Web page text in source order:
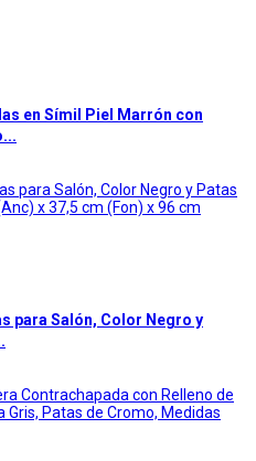
en Símil Piel Marrón con
para Salón, Color Negro y